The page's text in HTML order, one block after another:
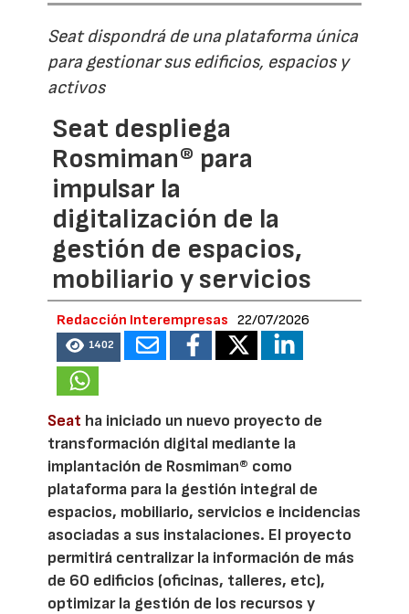
Seat dispondrá de una plataforma única
para gestionar sus edificios, espacios y
activos
Seat despliega
Rosmiman® para
impulsar la
digitalización de la
gestión de espacios,
mobiliario y servicios
Redacción Interempresas 22/07/2026
1402
Seat ha iniciado un nuevo proyecto de
transformación digital mediante la
implantación de Rosmiman® como
plataforma para la gestión integral de
espacios, mobiliario, servicios e incidencias
asociadas a sus instalaciones. El proyecto
permitirá centralizar la información de más
de 60 edificios (oficinas, talleres, etc),
optimizar la gestión de los recursos y